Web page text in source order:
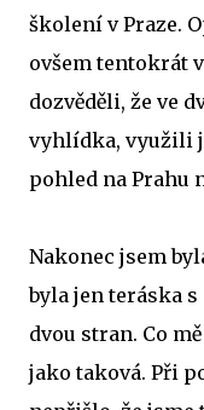
školení v Praze.
ovšem tentokrát
dozvěděli, že ve
vyhlídka, využili
pohled na Prahu
Nakonec jsem
byla jen teráska
dvou stran. Co
jako taková. Při